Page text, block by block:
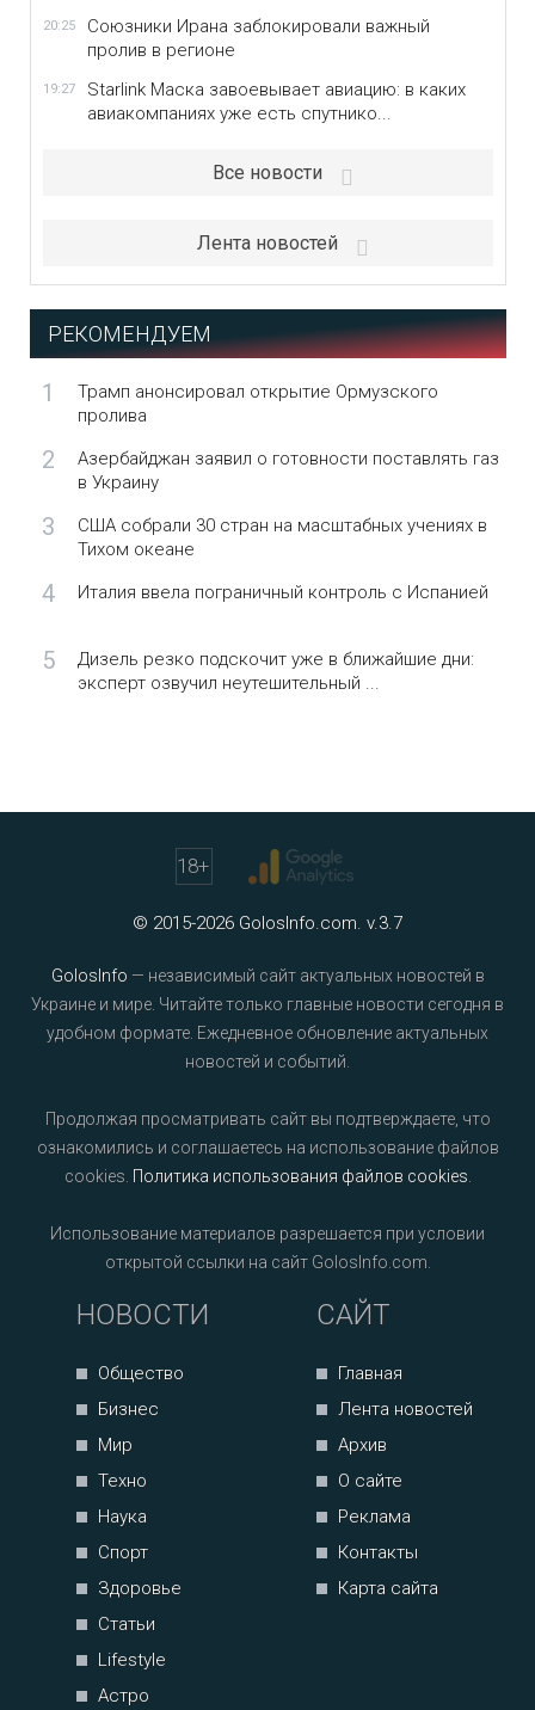
20:25
Союзники Ирана заблокировали важный
пролив в регионе
19:27
Starlink Маска завоевывает авиацию: в каких
авиакомпаниях уже есть спутнико...
Все новости
Лента новостей
РЕКОМЕНДУЕМ
1
Трамп анонсировал открытие Ормузского
пролива
2
Азербайджан заявил о готовности поставлять газ
в Украину
3
США собрали 30 стран на масштабных учениях в
Тихом океане
4 Италия ввела пограничный контроль с Испанией
5
Дизель резко подскочит уже в ближайшие дни:
эксперт озвучил неутешительный ...
18+
© 2015-2026 GolosInfo.com. v.3.7
GolosInfo — независимый сайт актуальных новостей в
Украине и мире. Читайте только главные новости сегодня в
удобном формате. Ежедневное обновление актуальных
новостей и событий.
Продолжая просматривать сайт вы подтверждаете, что
ознакомились и соглашаетесь на использование файлов
cookies. Политика использования файлов cookies
Использование материалов разрешается при условии
открытой ссылки на сайт GolosInfo.com.
НОВОСТИ
Общество
Бизнес
Мир
Техно
Наука
Спорт
Здоровье
Статьи
Lifestyle
Астро
САЙТ
Главная
Лента новостей
Архив
О сайте
Реклама
Контакты
Карта сайта